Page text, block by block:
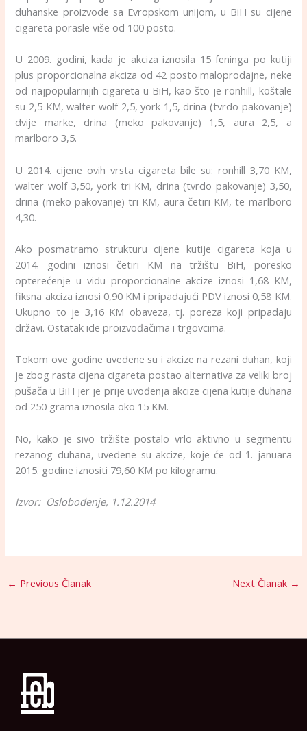
duhanske proizvode sa Evropskom unijom, u BiH su cijene
cigareta porasle više od 100 posto.
U 2009. godini, kada je akciza iznosila 15 feninga po kutiji
plus proporcionalna akciza od 42 posto maloprodajne, neke
od najpopularnijih cigareta u BiH, kao što je ronhill, koštale
su 2,5 KM, walter wolf 2,5, york 1,5, drina (tvrdo pakovanje)
dvije marke, drina (meko pakovanje) 1,5, aura 2,5, a
marlboro 3,5.
U 2014. cijene ovih vrsta cigareta bile su: ronhill 3,70 KM,
walter wolf 3,50, york tri KM, drina (tvrdo pakovanje) 3,50,
drina (meko pakovanje) tri KM, aura četiri KM, te marlboro
4,30.
Ako posmatramo strukturu cijene kutije cigareta koja u
2014. godini iznosi četiri KM na tržištu BiH, poresko
opterećenje u vidu proporcionalne akcize iznosi 1,68 KM,
fiksna akciza iznosi 0,90 KM i pripadajući PDV iznosi 0,58 KM.
Ukupno to je 3,16 KM obaveza, tj. poreza koji pripadaju
državi. Ostatak ide proizvođačima i trgovcima.
Tokom ove godine uvedene su i akcize na rezani duhan, koji
je zbog rasta cijena cigareta postao alternativa za veliki broj
pušača u BiH jer je prije uvođenja akcize cijena kutije duhana
od 250 grama iznosila oko 15 KM.
No, kako je sivo tržište postalo vrlo aktivno u segmentu
rezanog duhana, uvedene su akcize, koje će od 1. januara
2015. godine iznositi 79,60 KM po kilogramu.
Izvor: Oslobođenje, 1.12.2014
← Previous Članak Next Članak →